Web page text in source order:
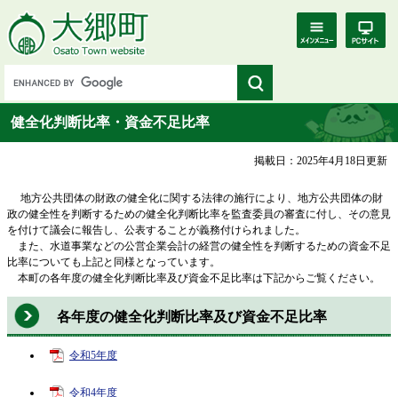
健全化判断比率・資金不足比率
掲載日：2025年4月18日更新
地方公共団体の財政の健全化に関する法律の施行により、地方公共団体の財
政の健全性を判断するための健全化判断比率を監査委員の審査に付し、その意見
を付けて議会に報告し、公表することが義務付けられました。
また、水道事業などの公営企業会計の経営の健全性を判断するための資金不足
比率についても上記と同様となっています。
本町の各年度の健全化判断比率及び資金不足比率は下記からご覧ください。
各年度の健全化判断比率及び資金不足比率
令和5年度
令和4年度